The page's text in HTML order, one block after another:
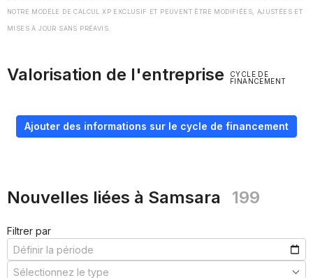
NOTRE MODÈLE DE CALCUL XP EXCLUSIF ET PEUVENT ÊTRE MODIFIÉES, AJUSTÉES ET
MISES À JOUR SANS PRÉAVIS.
Valorisation de l'entreprise
CYCLE DE
FINANCEMENT
Ajouter des informations sur le cycle de financement
Nouvelles liées à Samsara 199
Filtrer par